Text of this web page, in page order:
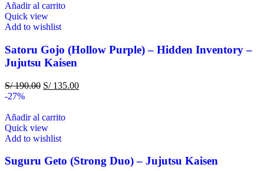
Añadir al carrito
Quick view
Add to wishlist
Satoru Gojo (Hollow Purple) – Hidden Inventory –
Jujutsu Kaisen
S/190.00 S/135.00
-27%
Añadir al carrito
Quick view
Add to wishlist
Suguru Geto (Strong Duo) – Jujutsu Kaisen